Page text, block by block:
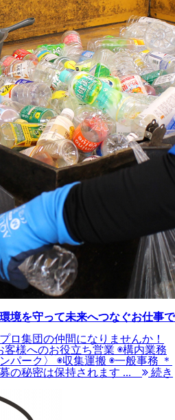
境を守って未来へつなぐお仕事で
ロ集団の仲間になりませんか！
様へのお役立ち営業 ◉構内業務
パーク〉 ◉収集運搬 ◉一般事務 ＊
の秘密は保持されます ...
続き